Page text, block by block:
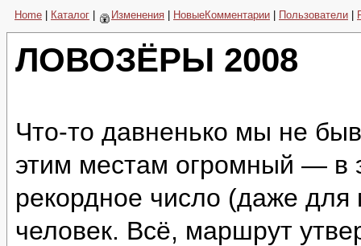
Home Каталог Изменения НовыеКомментарии Пользователи
ЛОВОЗЁРЫ 2008
Что-то давненько мы не
этим местам огромный — в
рекордное число (даже
человек. Всё, маршрут